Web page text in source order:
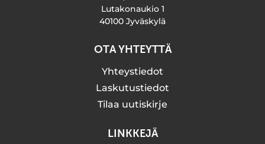
Lutakonaukio 1
40100 Jyväskylä
OTA YHTEYTTÄ
Yhteystiedot
Laskutustiedot
Tilaa uutiskirje
LINKKEJÄ